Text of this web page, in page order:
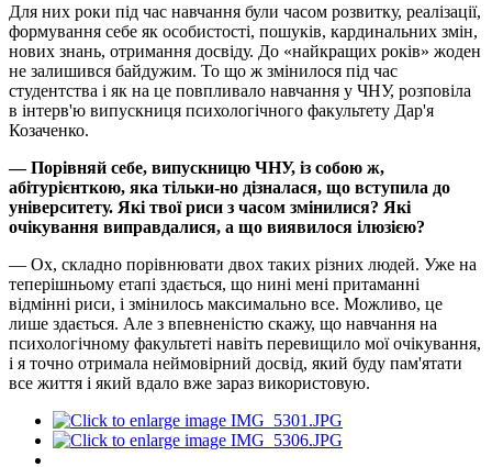
Для них роки під час навчання були часом розвитку, реалізації,
формування себе як особистості, пошуків, кардинальних змін,
нових знань, отримання досвіду. До «найкращих років» жоден
не залишився байдужим. То що ж змінилося під час
студентства і як на це повпливало навчання у ЧНУ, розповіла
в інтерв'ю випускниця психологічного факультету Дар'я
Козаченко.
— Порівняй себе, випускницю ЧНУ, із собою ж,
абітурієнткою, яка тільки-но дізналася, що вступила до
університету. Які твої риси з часом змінилися? Які
очікування виправдалися, а що виявилося ілюзією?
— Ох, складно порівнювати двох таких різних людей. Уже на
теперішньому етапі здається, що нині мені притаманні
відмінні риси, і змінилось максимально все. Можливо, це
лише здається. Але з впевненістю скажу, що навчання на
психологічному факультеті навіть перевищило мої очікування,
і я точно отримала неймовірний досвід, який буду пам'ятати
все життя і який вдало вже зараз використовую.